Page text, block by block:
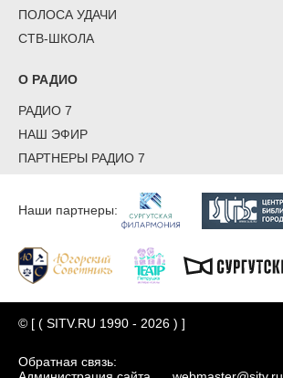
ПОЛОСА УДАЧИ
СТВ-ШКОЛА
О РАДИО
РАДИО 7
НАШ ЭФИР
ПАРТНЕРЫ РАДИО 7
Наши партнеры:
© [ ( SITV.RU 1990 - 2026 ) ]
Обратная связь: